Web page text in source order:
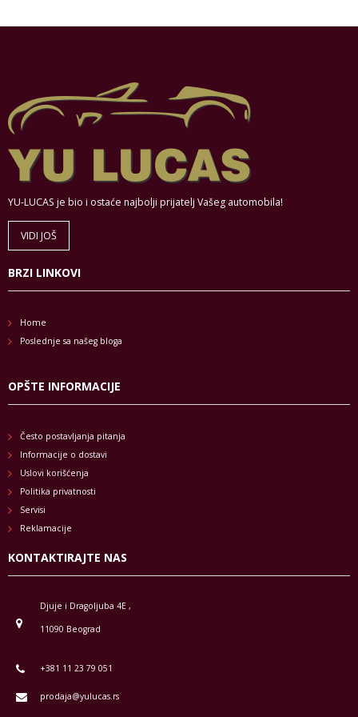
YU-LUCAS je bio i ostaće najbolji prijatelj Vašeg automobila!
VIDI JOŠ
BRZI LINKOVI
Home
Poslednje sa našeg bloga
OPŠTE INFORMACIJE
Često postavljanja pitanja
Informacije o dostavi
Uslovi korišćenja
Politika privatnosti
Servisi
Reklamacije
KONTAKTIRAJTE NAS
Djuje i Dragoljuba 4E ,
11090 Beograd
+381 11 23 79 051
prodaja@yulucas.rs